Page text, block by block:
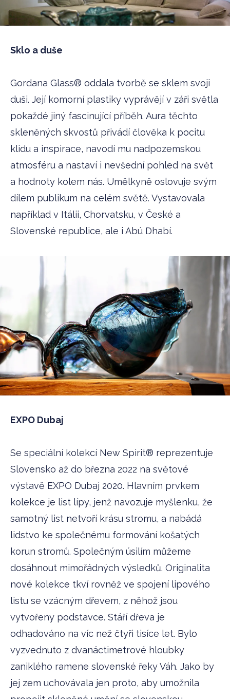
Sklo a duše
Gordana Glass® oddala tvorbě se sklem svoji
duši. Její komorní plastiky vyprávějí v záři světla
pokaždé jiný fascinující příběh. Aura těchto
skleněných skvostů přivádí člověka k pocitu
klidu a inspirace, navodí mu nadpozemskou
atmosféru a nastaví i nevšední pohled na svět
a hodnoty kolem nás. Umělkyně oslovuje svým
dílem publikum na celém světě. Vystavovala
například v Itálii, Chorvatsku, v České a
Slovenské republice, ale i Abú Dhabí.
EXPO Dubaj
Se speciální kolekcí New Spirit® reprezentuje
Slovensko až do března 2022 na světové
výstavě EXPO Dubaj 2020. Hlavním prvkem
kolekce je list lípy, jenž navozuje myšlenku, že
samotný list netvoří krásu stromu, a nabádá
lidstvo ke společnému formování košatých
korun stromů. Společným úsilím můžeme
dosáhnout mimořádných výsledků. Originalita
nové kolekce tkví rovněž ve spojení lipového
listu se vzácným dřevem, z něhož jsou
vytvořeny podstavce. Stáří dřeva je
odhadováno na víc než čtyři tisíce let. Bylo
vyzvednuto z dvanáctimetrové hloubky
zaniklého ramene slovenské řeky Váh. Jako by
jej zem uchovávala jen proto, aby umožnila